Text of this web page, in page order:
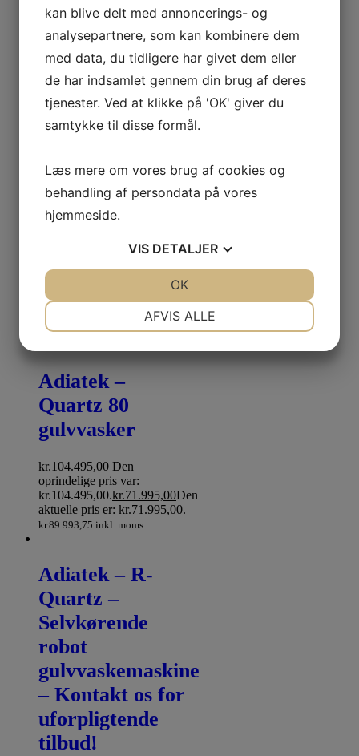
kr.74.500,00 Den oprindelige
pris var:
kr.74.500,00.
kr. 57.395,00
Den
aktuelle pris er: kr.57.395,00.
kr.71.743,75inkl. moms
Adiatek –
Quartz 66
gulvvasker
Den oprindelige
kr.87.800,00.kr.71.000,00Den
aktuelle pris er: kr.71.000,00.
kr.88.750,00inkl. moms
Adiatek –
Quartz 80
gulvvasker
kr.104.495,00 Den
oprindelige pris var:
kr.104.495,00.kr.71.995,00Den
aktuelle pris er: kr.71.995,00.
kr.89.993,75 inkl. moms
Adiatek – R-
Quartz –
Selvkørende
robot
gulvvaskemaskine
– Kontakt os for
uforpligtende
tilbud!
kan blive delt med annoncerings- og
analysepartnere, som kan kombinere dem
med data, du tidligere har givet dem eller
de har indsamlet gennem din brug af deres
tjenester. Ved at klikke på 'OK' giver du
samtykke til disse formål.
Læs mere om vores brug af cookies og
behandling af persondata på vores
hjemmeside.
VIS DETALJER
AFVIS ALLE
OK